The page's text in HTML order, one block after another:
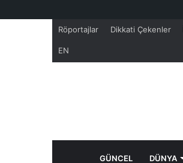
Röportajlar Dikkati Çekenler
EN
GÜNCEL DÜNYA